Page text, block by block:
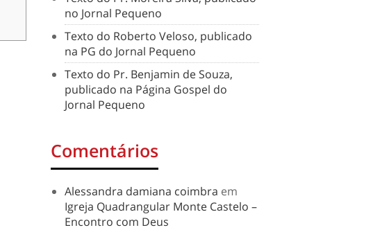
no Jornal Pequeno
Texto do Roberto Veloso, publicado
na PG do Jornal Pequeno
Texto do Pr. Benjamin de Souza,
publicado na Página Gospel do
Jornal Pequeno
Comentários
Alessandra damiana coimbra em
Igreja Quadrangular Monte Castelo –
Encontro com Deus